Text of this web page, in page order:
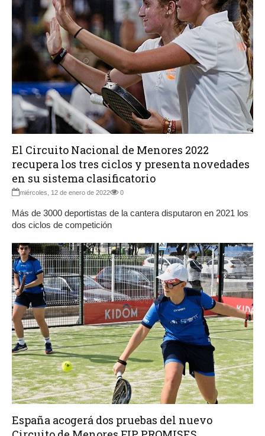
El Circuito Nacional de Menores 2022
recupera los tres ciclos y presenta novedades
en su sistema clasificatorio
miércoles, 12 de enero de 2022 0
Más de 3000 deportistas de la cantera disputaron en 2021 los
dos ciclos de competición
España acogerá dos pruebas del nuevo